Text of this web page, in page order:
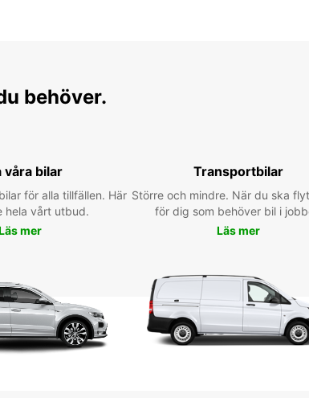
notre
sur
dès
behöver.
våra bilar
för alla tillfällen. Här
hela vårt utbud.
mer
Transportbilar
Större och mindre. När du ska
för dig som behöver bil i
Läs mer